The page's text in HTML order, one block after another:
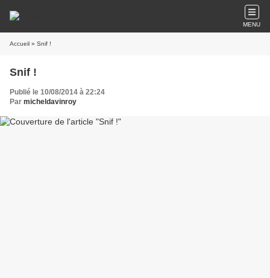
MENU
Accueil » Snif !
Snif !
Publié le 10/08/2014 à 22:24
Par micheldavinroy